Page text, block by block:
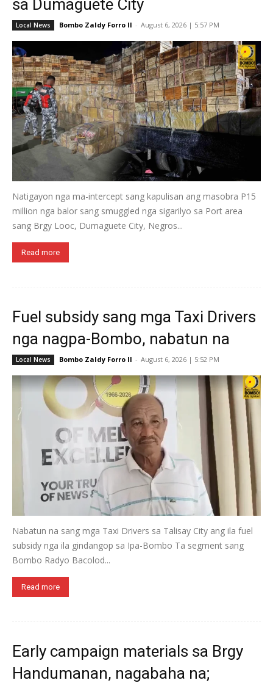
sa Dumaguete City
Local News Bombo Zaldy Forro II - August 6, 2026 | 5:57 PM
Natigayon nga ma-intercept sang kapulisan ang masobra P15
million nga balor sang smuggled nga sigarilyo sa Port area
sang Brgy Looc, Dumaguete City, Negros...
Read more
Fuel subsidy sang mga Taxi Drivers
nga nagpa-Bombo, nabatun na
Local News Bombo Zaldy Forro II - August 6, 2026 | 5:52 PM
Nabatun na sang mga Taxi Drivers sa Talisay City ang ila fuel
subsidy nga ila gindangop sa Ipa-Bombo Ta segment sang
Bombo Radyo Bacolod...
Read more
Early campaign materials sa Brgy
Handumanan, nagabaha na;